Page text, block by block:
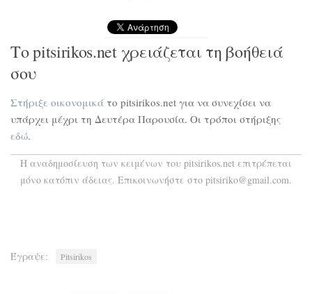
Το pitsirikos.net χρειάζεται τη βοήθειά
σου
Στήριξε οικονομικά το pitsirikos.net για να συνεχίσει να
υπάρχει μέχρι τη Δευτέρα Παρουσία. Οι τρόποι στήριξης
εδώ.
H αναδημοσίευση των κειμένων του pitsirikos.net επιτρέπεται
μόνο κατόπιν άδειας. Επικοινωνήστε στο pitsiriko@gmail.com.
Έγραψε: Pitsirikos